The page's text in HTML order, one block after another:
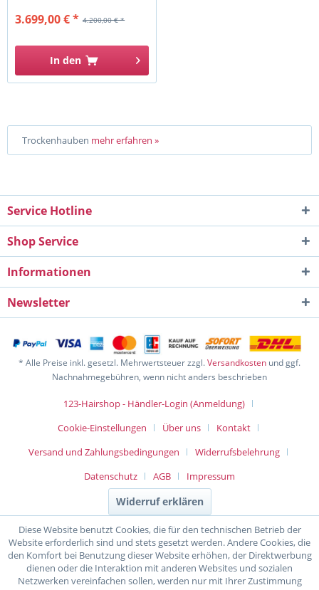
4.200,00 € *
3.699,00 € *
In den
Trockenhauben mehr erfahren »
Service Hotline
Shop Service
Informationen
Newsletter
* Alle Preise inkl. gesetzl. Mehrwertsteuer zzgl.Versandkosten und ggf.
Nachnahmegebühren, wenn nicht anders beschrieben
123-Hairshop - Händler-Login (Anmeldung)
Cookie-Einstellungen
Über uns
Kontakt
Versand und Zahlungsbedingungen
Widerrufsbelehrung
Datenschutz
AGB Impressum
Widerruf erklären
Diese Website benutzt Cookies, die für den technischen Betrieb der
Website erforderlich sind und stets gesetzt werden. Andere Cookies, die
den Komfort bei Benutzung dieser Website erhöhen, der Direktwerbung
dienen oder die Interaktion mit anderen Websites und sozialen
Netzwerken vereinfachen sollen, werden nur mit Ihrer Zustimmung